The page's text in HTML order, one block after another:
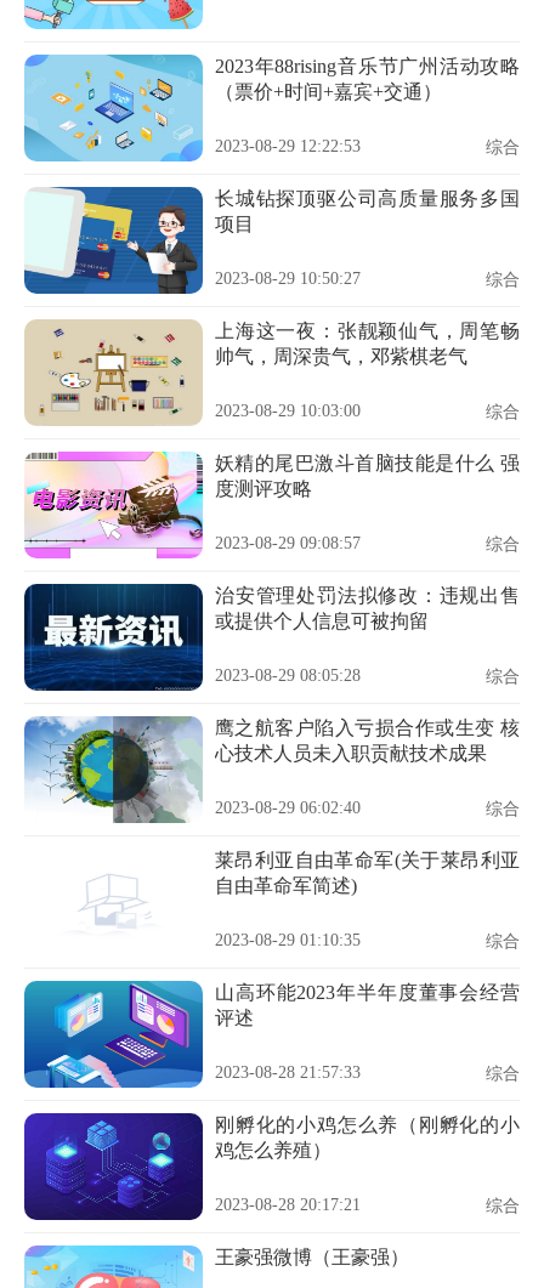
2023年88rising音乐节广州活动攻略
（票价+时间+嘉宾+交通）
2023-08-29 12:22:53 综合
长城钻探顶驱公司高质量服务多国
项目
2023-08-29 10:50:27 综合
上海这一夜：张靓颖仙气，周笔畅
帅气，周深贵气，邓紫棋老气
2023-08-29 10:03:00 综合
妖精的尾巴激斗首脑技能是什么 强
度测评攻略
2023-08-29 09:08:57 综合
治安管理处罚法拟修改：违规出售
或提供个人信息可被拘留
2023-08-29 08:05:28 综合
鹰之航客户陷入亏损合作或生变 核
心技术人员未入职贡献技术成果
2023-08-29 06:02:40 综合
莱昂利亚自由革命军(关于莱昂利亚
自由革命军简述)
2023-08-29 01:10:35 综合
山高环能2023年半年度董事会经营
评述
2023-08-28 21:57:33 综合
刚孵化的小鸡怎么养（刚孵化的小
鸡怎么养殖）
2023-08-28 20:17:21 综合
王豪强微博（王豪强）